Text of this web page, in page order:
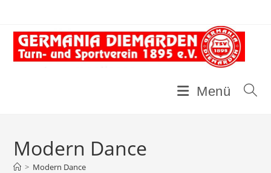
springen
Menü
Modern Dance
> Modern Dance